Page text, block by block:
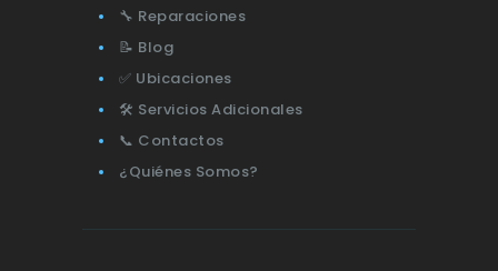
🔧 Reparaciones
📝 Blog
✅ Ubicaciones
🛠️ Servicios Adicionales
📞 Contactos
¿Quiénes Somos?